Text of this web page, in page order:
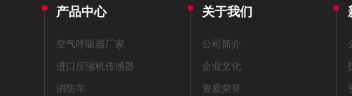
产品中心
空气呼吸器厂家
进口压缩机传感器
消防车
关于我们
公司简介
企业文化
资质荣誉